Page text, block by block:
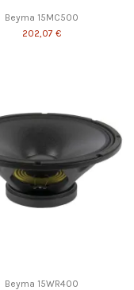
Beyma 15MC500
202,07 €
Beyma 15WR400